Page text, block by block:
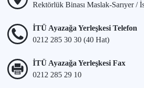
Rektörlük Binası Maslak-Sarıyer /
İTÜ Ayazağa Yerleşkesi Telefon
0212 285 30 30 (40 Hat)
İTÜ Ayazağa Yerleşkesi Fax
0212 285 29 10